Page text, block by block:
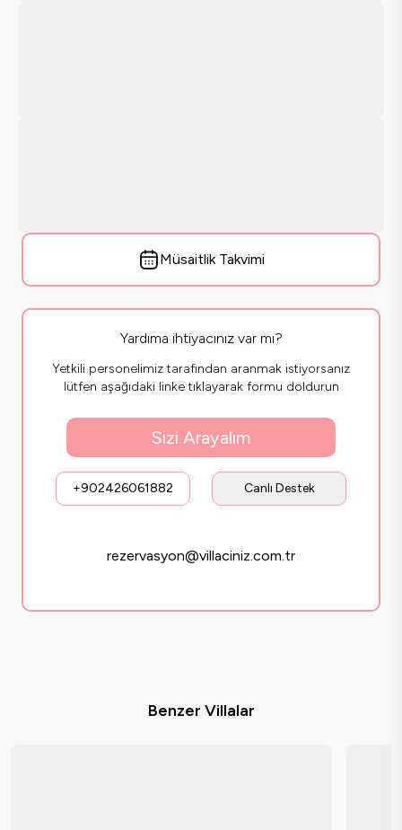
Müsaitlik Takvimi
Yardıma ihtiyacınız var mı?
Yetkili personelimiz tarafından aranmak istiyorsanız
lütfen aşağıdaki linke tıklayarak formu doldurun
Sizi Arayalım
+902426061882 Canlı Destek
rezervasyon@villaciniz.com.tr
Benzer Villalar